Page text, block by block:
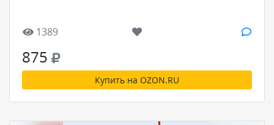
1389
875
Купить на OZON.RU